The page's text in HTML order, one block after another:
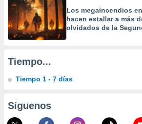
1199
Los megaincendios
hacen estallar a más
olvidados de la
Tiempo...
Tiempo 1 - 7 días
Síguenos